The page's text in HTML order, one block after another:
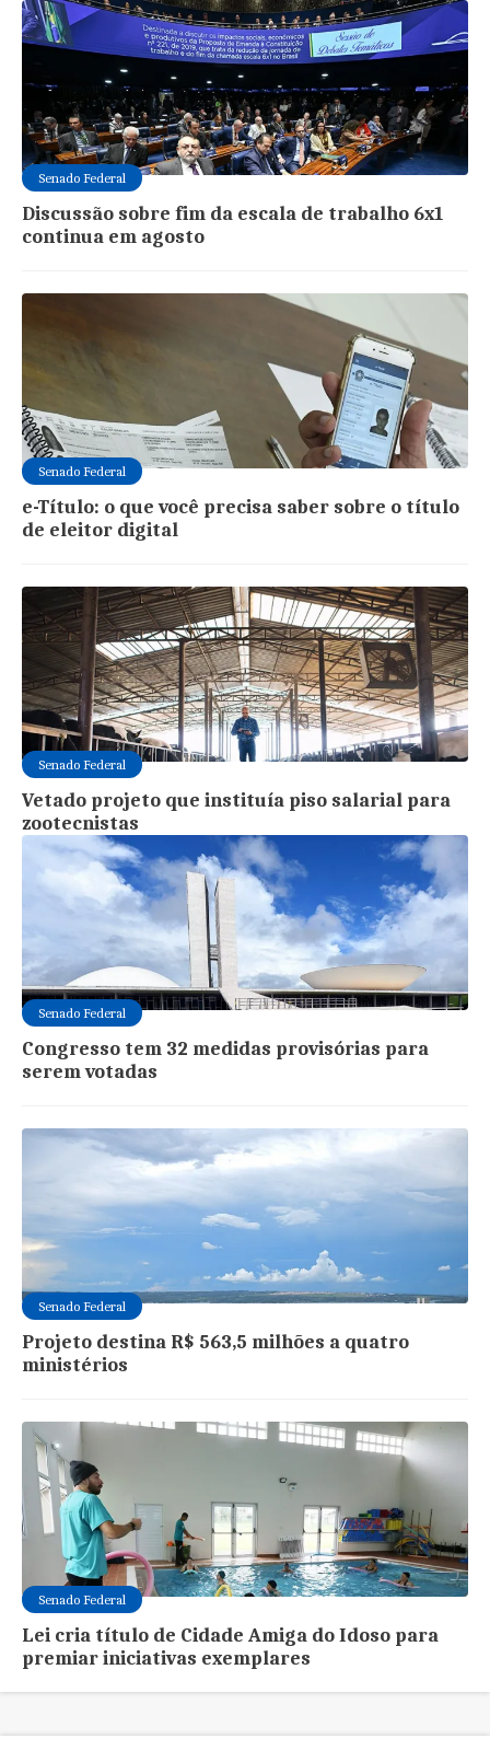
Senado Federal
Discussão sobre fim da escala de trabalho 6x1
continua em agosto
Senado Federal
e-Título: o que você precisa saber sobre o título
de eleitor digital
Senado Federal
Vetado projeto que instituía piso salarial para
zootecnistas
Senado Federal
Congresso tem 32 medidas provisórias para
serem votadas
Senado Federal
Projeto destina R$ 563,5 milhões a quatro
ministérios
Senado Federal
Lei cria título de Cidade Amiga do Idoso para
premiar iniciativas exemplares